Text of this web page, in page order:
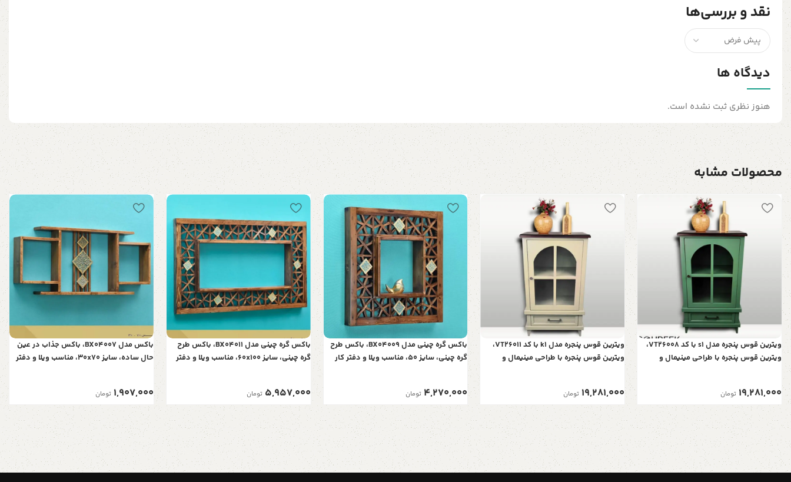
نقد و بررسی‌ها
دیدگاه ها
هنوز نظری ثبت نشده است.
محصولات مشابه
ویترین قوس پنجره مدل s1 با کد VT26008،
ویترین قوس پنجره با طراحی مینیمال و
19,281,000 تومان
ویترین قوس پنجره مدل k1 با کد VT26011،
ویترین قوس پنجره با طراحی مینیمال و
19,281,000 تومان
باکس گره چینی مدل BX04009، باکس طرح
گره چینی، سایز 50، مناسب ویلا و دفتر کار
4,270,000 تومان
باکس گره چینی مدل BX04011، باکس طرح
گره چینی، سایز 60x100، مناسب ویلا و دفتر
5,957,000 تومان
باکس مدل BX04007، باکس جذاب در عین
حال ساده، سایز 30x70، مناسب ویلا و دفتر
1,907,000 تومان